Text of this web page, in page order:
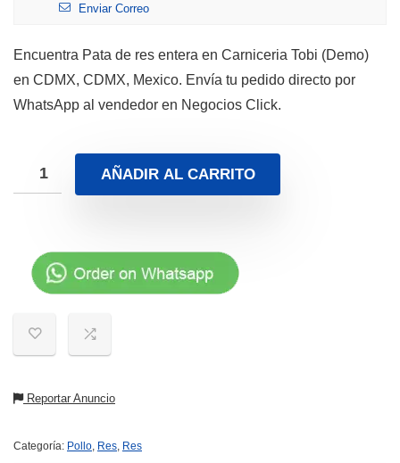
Enviar Correo
Encuentra Pata de res entera en Carniceria Tobi (Demo)
en CDMX, CDMX, Mexico. Envía tu pedido directo por
WhatsApp al vendedor en Negocios Click.
AÑADIR AL CARRITO
Reportar Anuncio
Categoría: Pollo, Res, Res